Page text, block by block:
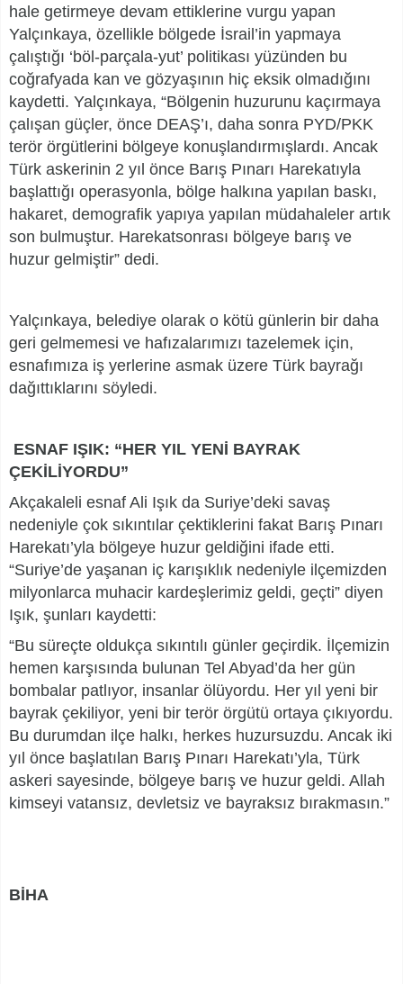
hale getirmeye devam ettiklerine vurgu yapan
Yalçınkaya, özellikle bölgede İsrail’in yapmaya
çalıştığı ‘böl-parçala-yut’ politikası yüzünden bu
coğrafyada kan ve gözyaşının hiç eksik olmadığını
kaydetti. Yalçınkaya, “Bölgenin huzurunu kaçırmaya
çalışan güçler, önce DEAŞ’ı, daha sonra PYD/PKK
terör örgütlerini bölgeye konuşlandırmışlardı. Ancak
Türk askerinin 2 yıl önce Barış Pınarı Harekatıyla
başlattığı operasyonla, bölge halkına yapılan baskı,
hakaret, demografik yapıya yapılan müdahaleler artık
son bulmuştur. Harekatsonrası bölgeye barış ve
huzur gelmiştir” dedi.
Yalçınkaya, belediye olarak o kötü günlerin bir daha
geri gelmemesi ve hafızalarımızı tazelemek için,
esnafımıza iş yerlerine asmak üzere Türk bayrağı
dağıttıklarını söyledi.
ESNAF IŞIK: “HER YIL YENİ BAYRAK
ÇEKİLİYORDU”
Akçakaleli esnaf Ali Işık da Suriye’deki savaş
nedeniyle çok sıkıntılar çektiklerini fakat Barış Pınarı
Harekatı’yla bölgeye huzur geldiğini ifade etti.
“Suriye’de yaşanan iç karışıklık nedeniyle ilçemizden
milyonlarca muhacir kardeşlerimiz geldi, geçti” diyen
Işık, şunları kaydetti:
“Bu süreçte oldukça sıkıntılı günler geçirdik. İlçemizin
hemen karşısında bulunan Tel Abyad’da her gün
bombalar patlıyor, insanlar ölüyordu. Her yıl yeni bir
bayrak çekiliyor, yeni bir terör örgütü ortaya çıkıyordu.
Bu durumdan ilçe halkı, herkes huzursuzdu. Ancak iki
yıl önce başlatılan Barış Pınarı Harekatı’yla, Türk
askeri sayesinde, bölgeye barış ve huzur geldi. Allah
kimseyi vatansız, devletsiz ve bayraksız bırakmasın.”
BİHA